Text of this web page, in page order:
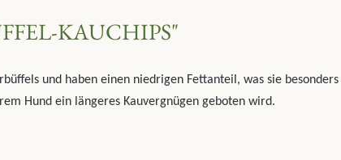
KAUCHIPS"
und haben einen niedrigen Fettanteil, was sie
Hund ein längeres Kauvergnügen geboten wird.